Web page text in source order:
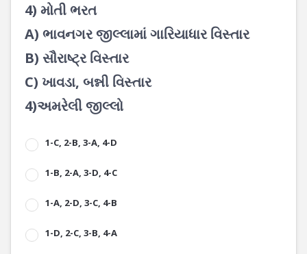
4) મોતી ભરત
A) ભાવનગર જીલ્લામાં ગારિયાધાર વિસ્તાર
B) સૌરાષ્ટ્ર વિસ્તાર
C) ખાવડા, બન્ની વિસ્તાર
4)અમરેલી જીલ્લો
1-C, 2-B, 3-A, 4-D
1-B, 2-A, 3-D, 4-C
1-A, 2-D, 3-C, 4-B
1-D, 2-C, 3-B, 4-A